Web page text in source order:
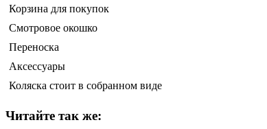
Корзина для покупок
Смотровое окошко
Переноска
Аксессуары
Коляска стоит в собранном виде
Читайте так же: